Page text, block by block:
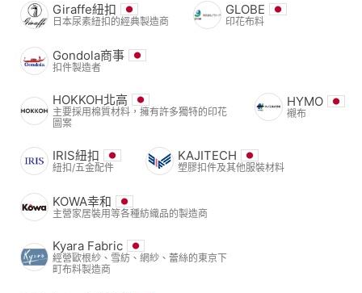
Giraffe紐扣
日本尿素紐扣的經典製造商
GLOBE
印花布料
Gondola商事
扣件製造者
HOKKOH北高
主要採用棉質材料，擁有許多獨特的印花
圖案
HYMO
襯布
IRIS紐扣
紐扣/五金配件
KAJITECH
塑膠扣件及其他服裝材料
KOWA幸和
主營家居裝用等各種紡織品的製造商
Kyara Fabric
經營歐根紗、雪紡、網紗、蕾絲的東京下
町布料製造商